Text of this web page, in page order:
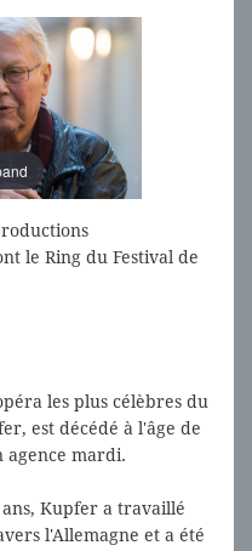
le Ring du Festival de
les plus célèbres du
est décédé à l'âge de
agence mardi.
Kupfer a travaillé
l'Allemagne et a été